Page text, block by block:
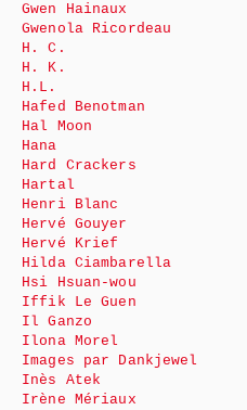
Gwen Hainaux
Gwenola Ricordeau
H. C.
H. K.
H.L.
Hafed Benotman
Hal Moon
Hana
Hard Crackers
Hartal
Henri Blanc
Hervé Gouyer
Hervé Krief
Hilda Ciambarella
Hsi Hsuan-wou
Iffik Le Guen
Il Ganzo
Ilona Morel
Images par Dankjewel
Inès Atek
Irène Mériaux